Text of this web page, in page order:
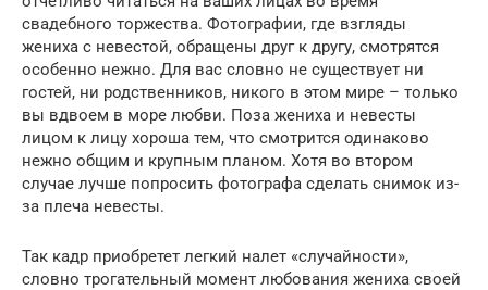
свадебного торжества. Фотографии, где взгляды
жениха с невестой, обращены друг к другу, смотрятся
особенно нежно. Для вас словно не существует ни
гостей, ни родственников, никого в этом мире – только
вы вдвоем в море любви. Поза жениха и невесты
лицом к лицу хороша тем, что смотрится одинаково
нежно общим и крупным планом. Хотя во втором
случае лучше попросить фотографа сделать снимок из-
за плеча невесты.
Так кадр приобретет легкий налет «случайности»,
словно трогательный момент любования жениха своей